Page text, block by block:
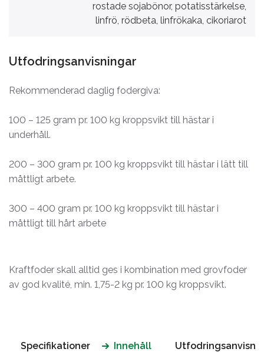
rostade sojabönor, potatisstärkelse,
linfrö, rödbeta, linfrökaka, cikoriarot
Utfodringsanvisningar
Rekommenderad daglig fodergiva:
100 – 125 gram pr. 100 kg kroppsvikt till hästar i
underhåll.
200 – 300 gram pr. 100 kg kroppsvikt till hästar i lätt till
måttligt arbete.
300 – 400 gram pr. 100 kg kroppsvikt till hästar i
måttligt till hårt arbete
Kraftfoder skall alltid ges i kombination med grovfoder
av god kvalité, min. 1,75-2 kg pr. 100 kg kroppsvikt.
Specifikationer Innehåll